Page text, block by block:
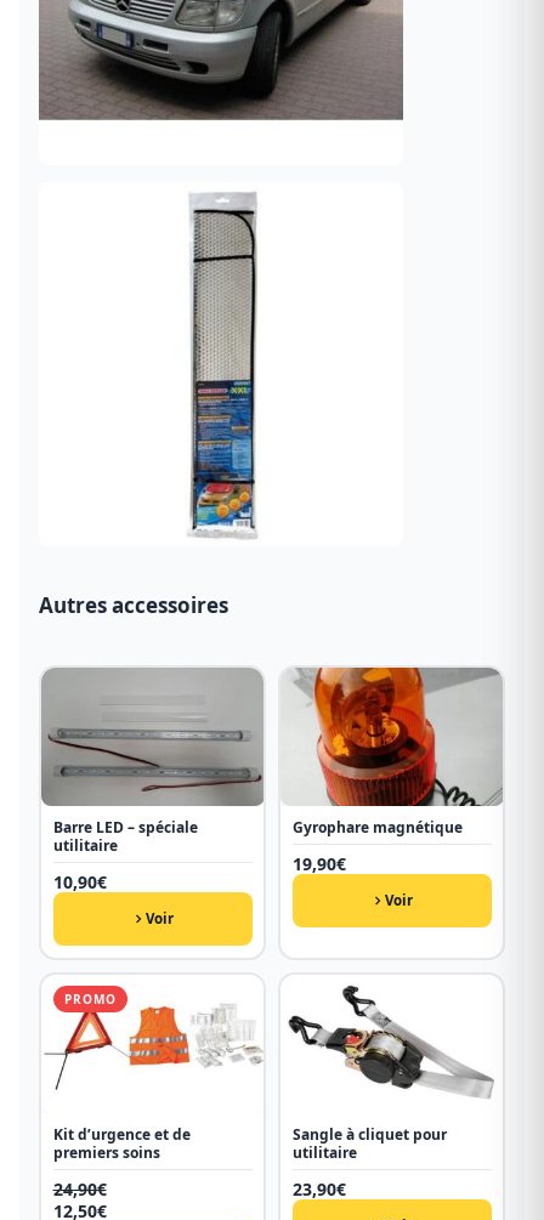
Autres accessoires
Barre LED – spéciale
utilitaire
10,90€
Voir
Gyrophare magnétique
19,90€
Voir
PROMO
Kit d’urgence et de
premiers soins
24,90€
Le
12,50€
Sangle à cliquet pour
utilitaire
23,90€